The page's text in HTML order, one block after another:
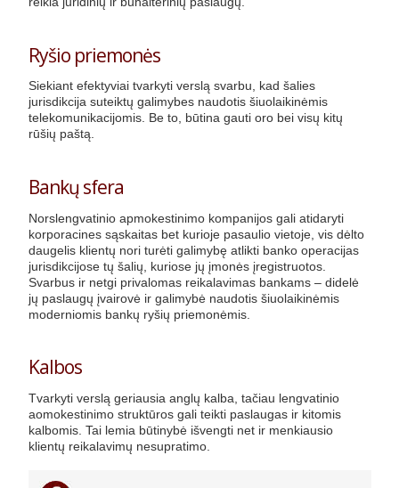
Ryšio priemonės
Siekiant efektyviai tvarkyti verslą svarbu, kad šalies
jurisdikcija suteiktų galimybes naudotis šiuolaikinėmis
telekomunikacijomis. Be to, būtina gauti oro bei visų kitų
rūšių paštą.
Bankų sfera
Norslengvatinio apmokestinimo kompanijos gali atidaryti
korporacines sąskaitas bet kurioje pasaulio vietoje, vis dėlto
daugelis klientų nori turėti galimybę atlikti banko operacijas
jurisdikcijose tų šalių, kuriose jų įmonės įregistruotos.
Svarbus ir netgi privalomas reikalavimas bankams – didelė
jų paslaugų įvairovė ir galimybė naudotis šiuolaikinėmis
moderniomis bankų ryšių priemonėmis.
Kalbos
Tvarkyti verslą geriausia anglų kalba, tačiau lengvatinio
aomokestinimo struktūros gali teikti paslaugas ir kitomis
kalbomis. Tai lemia būtinybė išvengti net ir menkiausio
klientų reikalavimų nesupratimo.
Jurisdikcijos